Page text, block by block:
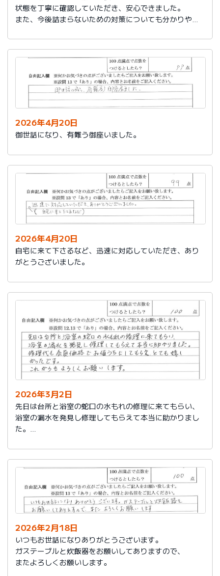
状態を丁寧に確認していただき、安心できました。
また、今後詰まらないための対策についても分かりやす
ありがとうございました。
2026年4月20日
御世話になり、有難う御座いました。
2026年4月20日
自宅に来て下さるなど、迅速に対応していただき、あり
がとうございました。
2026年3月2日
先日は台所と浴室の蛇口の水もれの修理に来てもらい、
浴室の漏水を発見し修理してもらえて本当に助かりまし
た。
かったです。
これからもよろしくお願いします。
2026年2月18日
いつもお世話になりありがとうございます。
ガステーブルと炊飯器をお願いしてありますので、
またよろしくお願いします。